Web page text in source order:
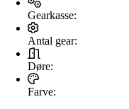
Gearkasse:
Antal gear:
Døre:
Farve: